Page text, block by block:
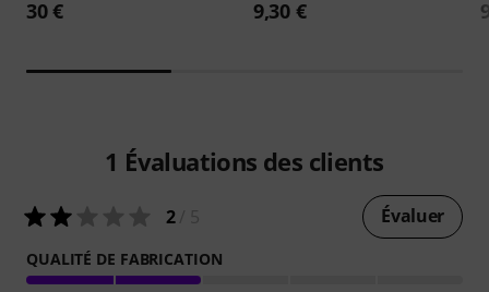
30 € 9,30 €
1 Évaluations des clients
2/ 5 Évaluer
QUALITÉ DE FABRICATION